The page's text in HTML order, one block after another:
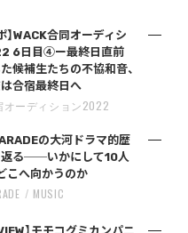
】WACK合同オーディシ
6日目④ー最終日直前
候補生たちの不協和音、
合宿最終日へ
オーディション2022
の大河ドラマ的歴
返る──いかにして10人
こへ向かうのか
MUSIC